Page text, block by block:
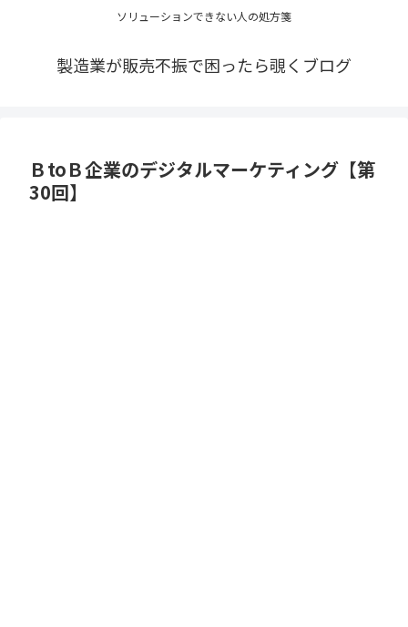
ソリューションできない人の処方箋
製造業が販売不振で困ったら覗くブログ
ＢtoＢ企業のデジタルマーケティング【第
30回】